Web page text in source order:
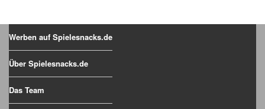
Werben auf Spielesnacks.de
Über Spielesnacks.de
Das Team